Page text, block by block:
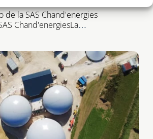
de la SAS Chand'energies
Chand'energiesLa
d'un digesteur et d'un post
a été conçue pour traiter
du fumier, du lisier et des CIVE.
munie d'un prémix permettant
[…]